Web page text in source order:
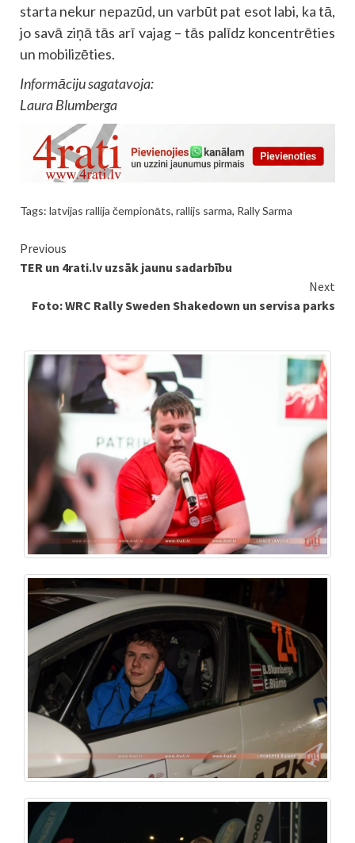
starta nekur nepazūd, un varbūt pat esot labi, ka tā,
jo savā ziņā tās arī vajag – tās palīdz koncentrēties
un mobilizēties.
Informāciju sagatavoja:
Laura Blumberga
Tags: latvijas rallija čempionāts, rallijs sarma, Rally Sarma
Continue
Reading
Previous
TER un 4rati.lv uzsāk jaunu sadarbību
Next
Foto: WRC Rally Sweden Shakedown un servisa parks